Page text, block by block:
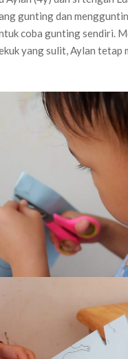
gunting dan
coba gunting sendiri.
yang sulit, Aylan tetap